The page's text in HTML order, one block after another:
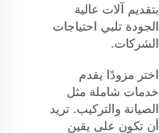
بتقديم آلات عالية
الجودة تلبي احتياجات
الشركات.
اختر مزودًا يقدم
خدمات شاملة مثل
الصيانة والتركيب. تريد
أن تكون على يقين